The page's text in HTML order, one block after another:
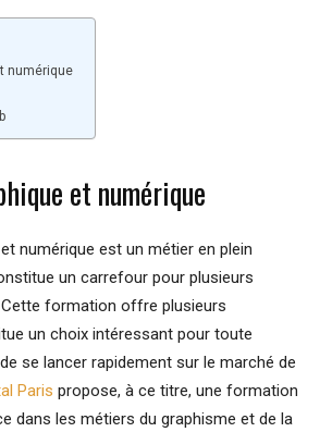
numérique
et numérique
numérique est un métier en plein
un carrefour pour plusieurs
formation offre plusieurs
un choix intéressant pour toute
se lancer rapidement sur le marché de
Paris propose, à ce titre, une formation
dans les métiers du graphisme et de la